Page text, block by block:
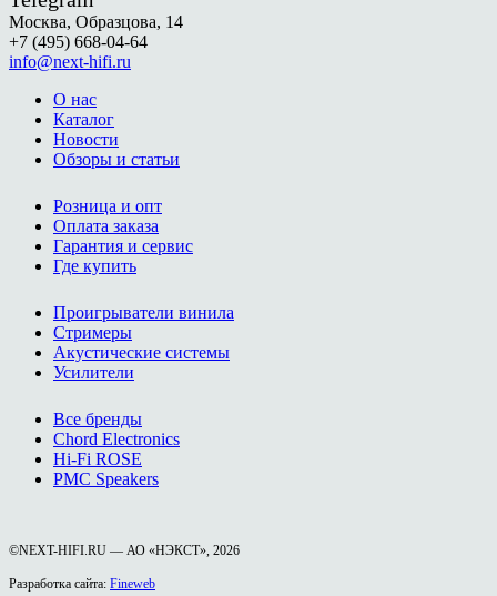
Москва, Образцова, 14
+7 (495) 668-04-64
info@next-hifi.ru
О нас
Каталог
Новости
Обзоры и статьи
Розница и опт
Оплата заказа
Гарантия и сервис
Где купить
Проигрыватели винила
Стримеры
Акустические системы
Усилители
Все бренды
Chord Electronics
Hi-Fi ROSE
PMC Speakers
©NEXT-HIFI.RU — АО «НЭКСТ», 2026
Разработка сайта: Fineweb